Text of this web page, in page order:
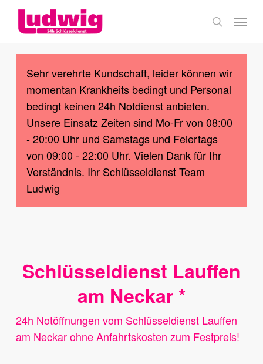
Skip
content
search
Menu
Sehr verehrte Kundschaft, leider können wir
momentan Krankheits bedingt und Personal
bedingt keinen 24h Notdienst anbieten.
Unsere Einsatz Zeiten sind Mo-Fr von 08:00
- 20:00 Uhr und Samstags und Feiertags
von 09:00 - 22:00 Uhr. Vielen Dank für Ihr
Verständnis. Ihr Schlüsseldienst Team
Ludwig
Schlüsseldienst Lauffen
am Neckar *
24h Notöffnungen vom Schlüsseldienst Lauffen
am Neckar ohne Anfahrtskosten zum Festpreis!